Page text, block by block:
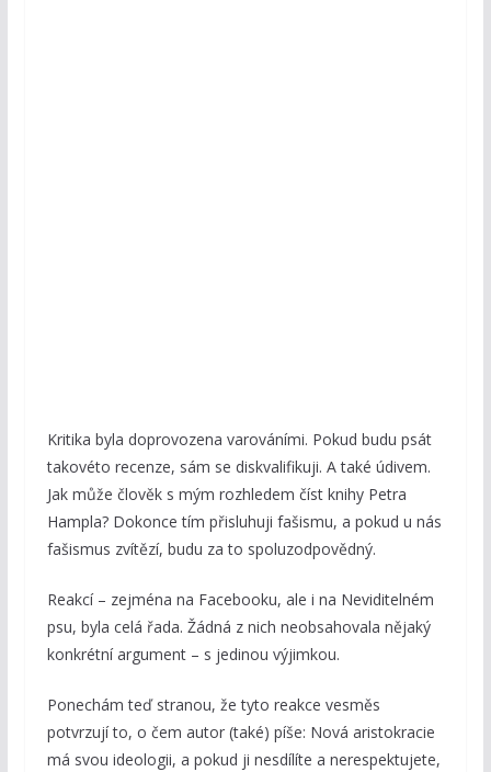
Kritika byla doprovozena varováními. Pokud budu psát
takovéto recenze, sám se diskvalifikuji. A také údivem.
Jak může člověk s mým rozhledem číst knihy Petra
Hampla? Dokonce tím přisluhuji fašismu, a pokud u nás
fašismus zvítězí, budu za to spoluzodpovědný.
Reakcí – zejména na Facebooku, ale i na Neviditelném
psu, byla celá řada. Žádná z nich neobsahovala nějaký
konkrétní argument – s jedinou výjimkou.
Ponechám teď stranou, že tyto reakce vesměs
potvrzují to, o čem autor (také) píše: Nová aristokracie
má svou ideologii, a pokud ji nesdílíte a nerespektujete,